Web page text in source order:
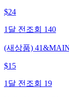
$24
1달 전 조회 140
(새상품)
$15
1달 전 조회 19